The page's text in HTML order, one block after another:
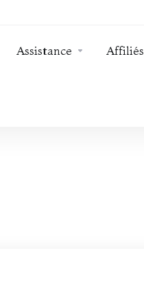
Assistance Affiliés